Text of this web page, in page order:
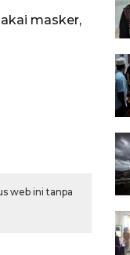
masker,
web ini tanpa